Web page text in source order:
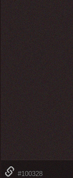
#100328